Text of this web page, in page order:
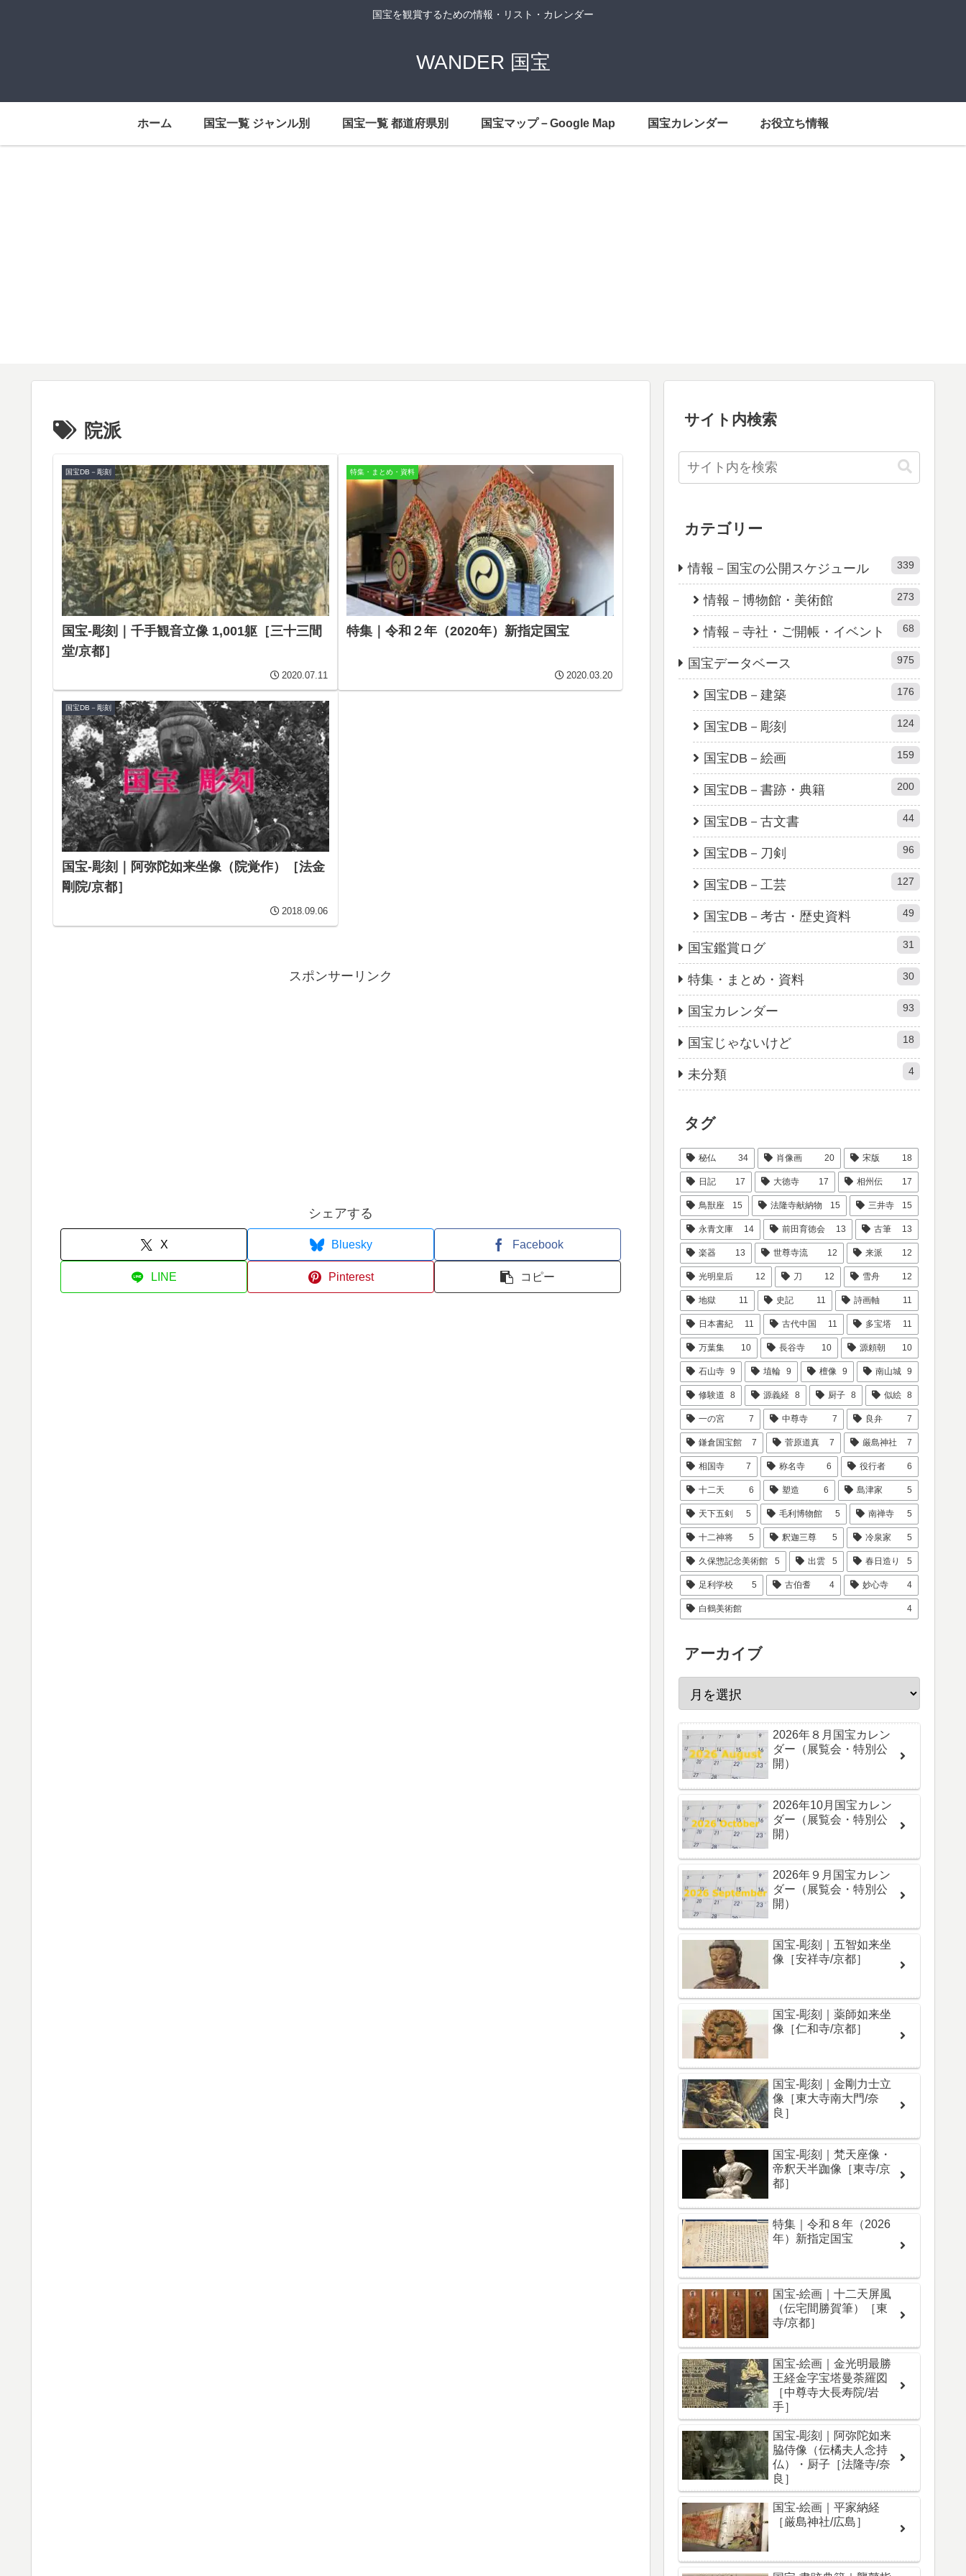
国宝を観賞するための情報・リスト・カレンダー
WANDER 国宝
ホーム 国宝一覧 ジャンル別 国宝一覧 都道府県別 国宝マップ－Google Map 国宝カレンダー お役立ち情報
院派
国宝DB－彫刻
国宝-彫刻｜千手観音立像 1,001躯［三十三間
堂/京都］
2020.07.11
特集・まとめ・資料
特集｜令和２年（2020年）新指定国宝
2020.03.20
国宝DB－彫刻
国宝-彫刻｜阿弥陀如来坐像（院覚作）［法金
剛院/京都］
2018.09.06
スポンサーリンク
シェアする
X Bluesky Facebook
LINE Pinterest コピー
サイト内検索
カテゴリー
情報－国宝の公開スケジュール 339
情報－博物館・美術館 273
情報－寺社・ご開帳・イベント 68
国宝データベース 975
国宝DB－建築 176
国宝DB－彫刻 124
国宝DB－絵画 159
国宝DB－書跡・典籍 200
国宝DB－古文書 44
国宝DB－刀剣 96
国宝DB－工芸 127
国宝DB－考古・歴史資料 49
国宝鑑賞ログ 31
特集・まとめ・資料 30
国宝カレンダー 93
国宝じゃないけど 18
未分類 4
タグ
秘仏 34 肖像画 20 宋版 18
日記 17 大徳寺 17 相州伝 17
鳥獣座 15 法隆寺献納物 15 三井寺 15
永青文庫 14 前田育徳会 13 古筆 13
楽器 13 世尊寺流 12 来派 12
光明皇后 12 刀 12 雪舟 12
地獄 11 史記 11 詩画軸 11
日本書紀 11 古代中国 11 多宝塔 11
万葉集 10 長谷寺 10 源頼朝 10
石山寺 9 埴輪 9 檀像 9 南山城 9
修験道 8 源義経 8 厨子 8 似絵 8
一の宮 7 中尊寺 7 良弁 7
鎌倉国宝館 7 菅原道真 7 厳島神社 7
相国寺 7 称名寺 6 役行者 6
十二天 6 塑造 6 島津家 5
天下五剣 5 毛利博物館 5 南禅寺 5
十二神将 5 釈迦三尊 5 冷泉家 5
久保惣記念美術館 5 出雲 5 春日造り 5
足利学校 5 古伯耆 4 妙心寺 4
白鶴美術館 4
アーカイブ
2026年８月国宝カレン
ダー（展覧会・特別公
開）
2026年10月国宝カレン
ダー（展覧会・特別公
開）
2026年９月国宝カレン
ダー（展覧会・特別公
開）
国宝-彫刻｜五智如来坐
像［安祥寺/京都］
国宝-彫刻｜薬師如来坐
像［仁和寺/京都］
国宝-彫刻｜金剛力士立
像［東大寺南大門/奈
良］
国宝-彫刻｜梵天座像・
帝釈天半跏像［東寺/京
都］
特集｜令和８年（2026
年）新指定国宝
国宝-絵画｜十二天屏風
（伝宅間勝賀筆）［東
寺/京都］
国宝-絵画｜金光明最勝
王経金字宝塔曼荼羅図
［中尊寺大長寿院/岩
手］
国宝-彫刻｜阿弥陀如来
脇侍像（伝橘夫人念持
仏）・厨子［法隆寺/奈
良］
国宝-絵画｜平家納経
［厳島神社/広島］